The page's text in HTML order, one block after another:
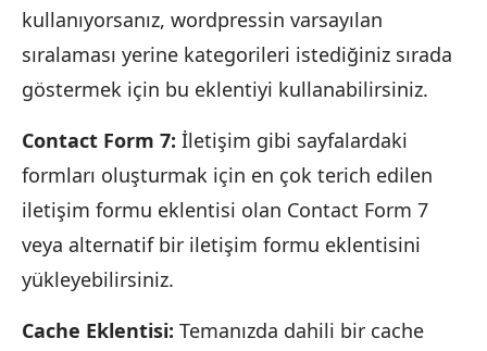
kullanıyorsanız, wordpressin varsayılan
sıralaması yerine kategorileri istediğiniz sırada
göstermek için bu eklentiyi kullanabilirsiniz.
Contact Form 7: İletişim gibi sayfalardaki
formları oluşturmak için en çok terich edilen
iletişim formu eklentisi olan Contact Form 7
veya alternatif bir iletişim formu eklentisini
yükleyebilirsiniz.
Cache Eklentisi: Temanızda dahili bir cache